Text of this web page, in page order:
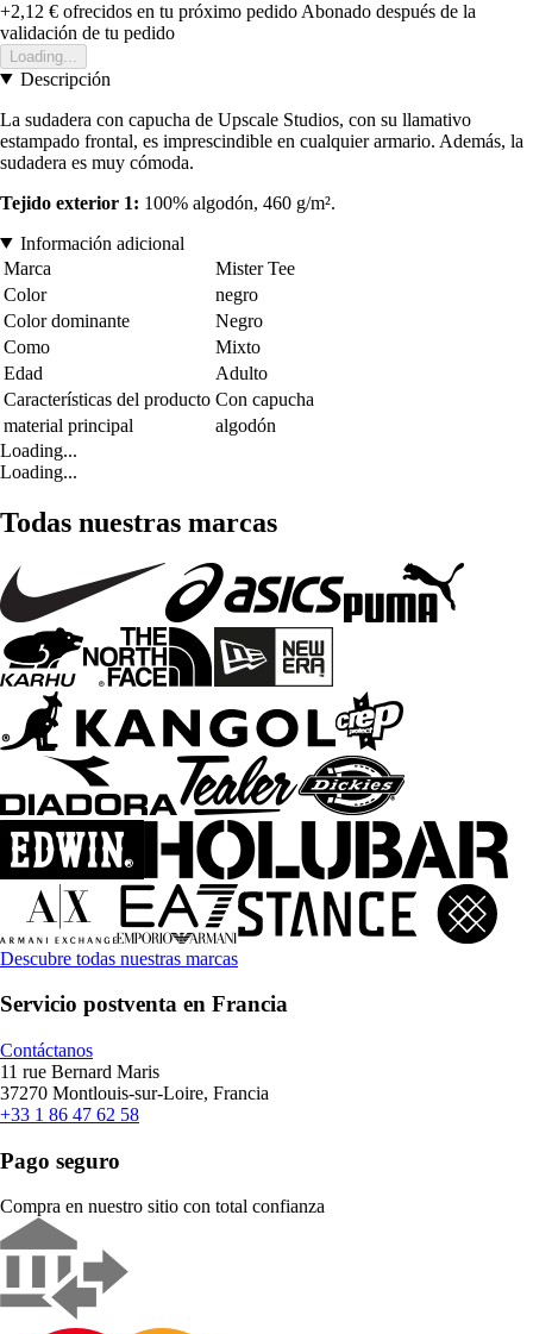
+2,12 € ofrecidos en tu próximo pedido Abonado después de la
validación de tu pedido
Loading...
Descripción
La sudadera con capucha de Upscale Studios, con su llamativo
estampado frontal, es imprescindible en cualquier armario. Además, la
sudadera es muy cómoda.
Tejido exterior 1: 100% algodón, 460 g/m².
Información adicional
Marca
Mister Tee
Color
negro
Color dominante
Negro
Como
Mixto
Edad
Adulto
Características del producto Con capucha
material principal
algodón
Loading...
Loading...
Todas nuestras marcas
Descubre todas nuestras marcas
Servicio postventa en Francia
Contáctanos
11 rue Bernard Maris
37270 Montlouis-sur-Loire, Francia
+33 1 86 47 62 58
Pago seguro
Compra en nuestro sitio con total confianza